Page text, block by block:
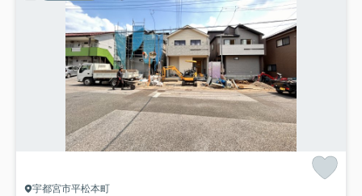
宇都宮市平松本町